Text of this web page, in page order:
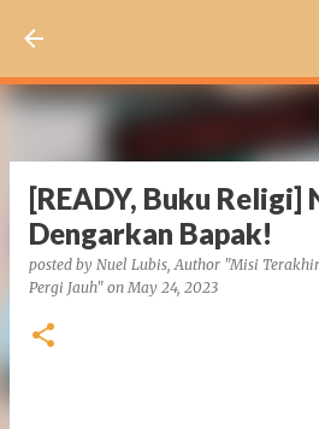
[READY, Buku Religi]
Dengarkan Bapak!
posted by Nuel Lubis, Author "Misi
Pergi Jauh" onMay 24, 2023